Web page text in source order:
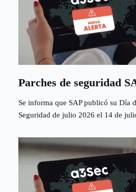
Parches de seguridad
Se informa que SAP publicó su Día
Seguridad de julio 2026 el 14 de